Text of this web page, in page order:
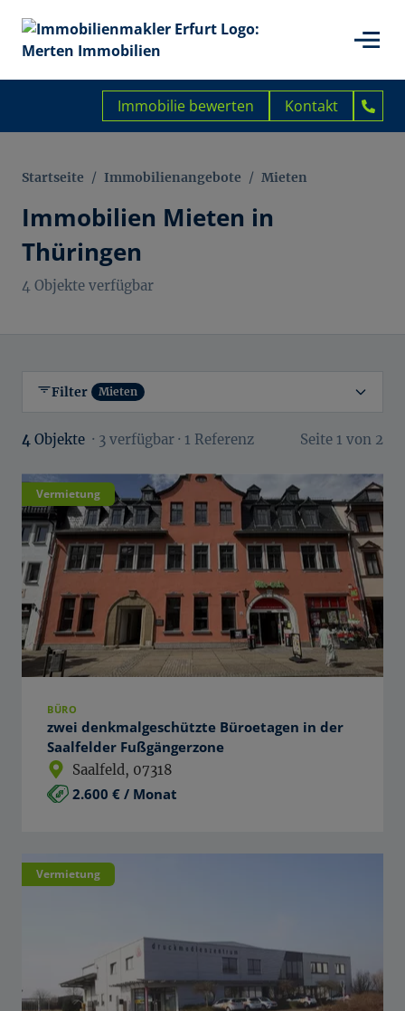
Immobilie bewerten Kontakt
Startseite / Immobilienangebote / Mieten
Immobilien Mieten in
Thüringen
4 Objekte verfügbar
Filter Mieten
4 Objekte · 3 verfügbar · 1 Referenz Seite 1 von 2
Vermietung
BÜRO
zwei denkmalgeschützte Büroetagen in der
Saalfelder Fußgängerzone
Saalfeld , 07318
2.600 € / Monat
Vermietung